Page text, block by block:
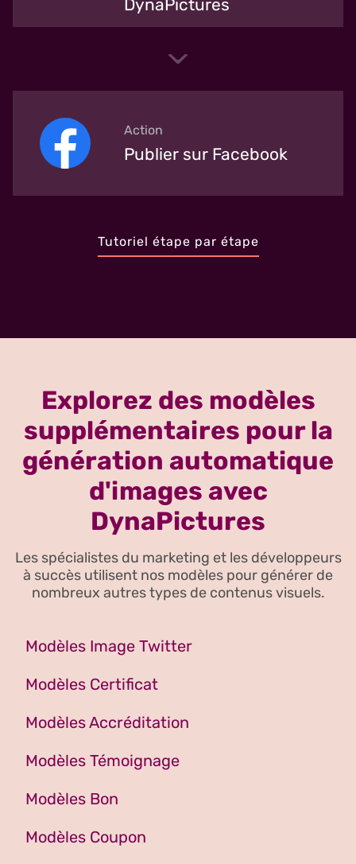
DynaPictures
Action
Publier sur Facebook
Tutoriel étape par étape
Explorez des modèles
supplémentaires pour la
génération automatique
d'images avec
DynaPictures
Les spécialistes du marketing et les développeurs
à succès utilisent nos modèles pour générer de
nombreux autres types de contenus visuels.
Modèles Image Twitter
Modèles Certificat
Modèles Accréditation
Modèles Témoignage
Modèles Bon
Modèles Coupon